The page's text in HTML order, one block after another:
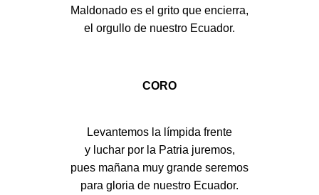
Maldonado es el grito que encierra,
el orgullo de nuestro Ecuador.
CORO
Levantemos la límpida frente
y luchar por la Patria juremos,
pues mañana muy grande seremos
para gloria de nuestro Ecuador.